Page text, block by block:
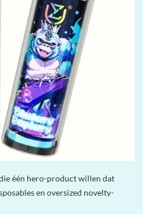
één hero-product willen dat
en oversized novelty-